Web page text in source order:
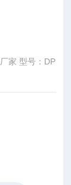
家 型号：DP